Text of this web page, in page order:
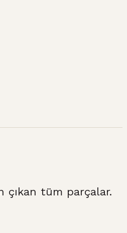
çıkan tüm parçalar.